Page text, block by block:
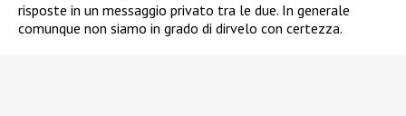
risposte in un messaggio privato tra le due. In generale
comunque non siamo in grado di dirvelo con certezza.